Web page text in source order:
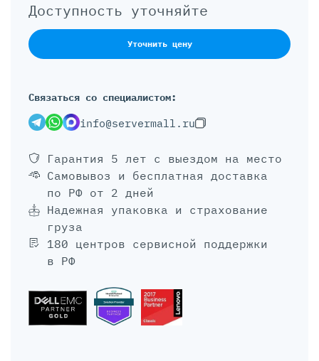
Доступность уточняйте
Уточнить цену
Связаться со специалистом:
info@servermall.ru
Гарантия 5 лет с выездом на место
Самовывоз и бесплатная доставка
по РФ от 2 дней
Надежная упаковка и страхование
груза
180 центров сервисной поддержки
в РФ